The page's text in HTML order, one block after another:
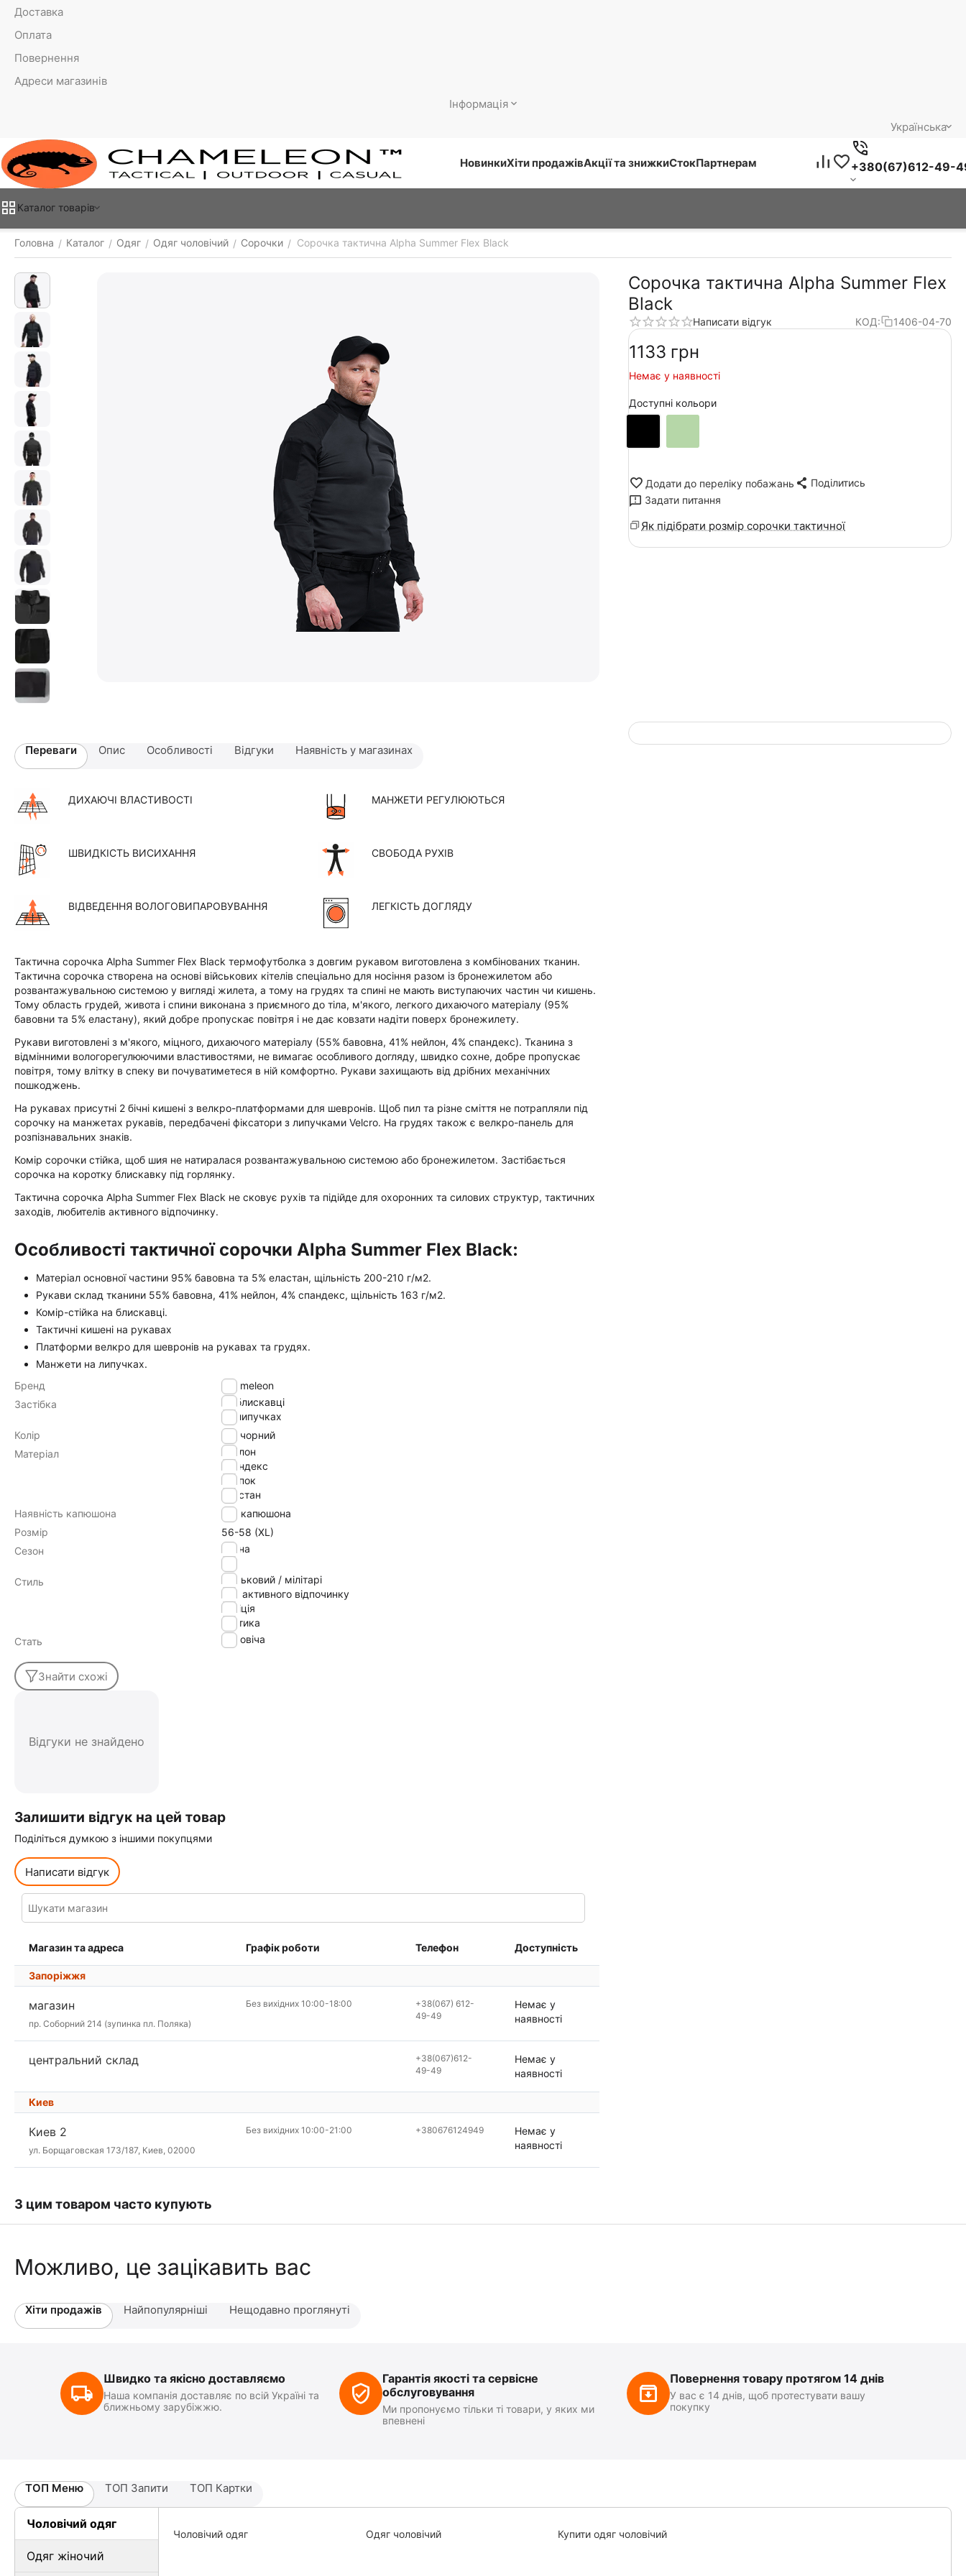
Доставка
Оплата
Повернення
Адреси магазинів
Інформація
Українська
НовинкиХіти продажівАкції та знижкиСтокПартнерам +380(67)612-49-
Каталог товарiв
Головна / Каталог / Одяг / Одяг чоловічий / Сорочки / Сорочка тактична Alpha Summer Flex Black
Сорочка тактична Alpha Summer Flex
Black
Написати відгук КОД: 1406-04-70
‍1133‍ грн
Немає у наявності
Доступні кольори
Додати до переліку побажань
Поділитись
Задати питання
Як підібрати розмір сорочки тактичної
Переваги Опис Особливості Відгуки Наявність у магазинах
ДИХАЮЧІ ВЛАСТИВОСТІ МАНЖЕТИ РЕГУЛЮЮТЬСЯ
ШВИДКІСТЬ ВИСИХАННЯ СВОБОДА РУХІВ
ВІДВЕДЕННЯ ВОЛОГОВИПАРОВУВАННЯ ЛЕГКІСТЬ ДОГЛЯДУ
Тактична сорочка Alpha Summer Flex Black термофутболка з довгим рукавом виготовлена з комбінованих тканин.
Tактична сорочка створена на основі військових кітелів спеціально для носіння разом із бронежилетом або
розвантажувальною системою у вигляді жилета, а тому на грудях та спині не мають виступаючих частин чи кишень.
Тому область грудей, живота і спини виконана з приємного до тіла, м'якого, легкого дихаючого матеріалу (95%
бавовни та 5% еластану), який добре пропускає повітря і не дає ковзати надіти поверх бронежилету.
Рукави виготовлені з м'якого, міцного, дихаючого матеріалу (55% бавовна, 41% нейлон, 4% спандекс). Тканина з
відмінними вологорегулюючими властивостями, не вимагає особливого догляду, швидко сохне, добре пропускає
повітря, тому влітку в спеку ви почуватиметеся в ній комфортно. Рукави захищають від дрібних механічних
пошкоджень.
На рукавах присутні 2 бічні кишені з велкро-платформами для шевронів. Щоб пил та різне сміття не потрапляли під
сорочку на манжетах рукавів, передбачені фіксатори з липучками Velcro. На грудях також є велкро-панель для
розпізнавальних знаків.
Комір сорочки стійка, щоб шия не натиралася розвантажувальною системою або бронежилетом. Застібається
сорочка на коротку блискавку під горлянку.
Тактична сорочка Alpha Summer Flex Black не сковує рухів та підійде для охоронних та силових структур, тактичних
заходів, любителів активного відпочинку.
Особливості тактичної сорочки Alpha Summer Flex Black:
Матеріал основної частини 95% бавовна та 5% еластан, щільність 200-210 г/м2.
Рукави склад тканини 55% бавовна, 41% нейлон, 4% спандекс, щільність 163 г/м2.
Комір-стійка на блискавці.
Тактичні кишені на рукавах
Платформи велкро для шевронів на рукавах та грудях.
Манжети на липучках.
Бренд
Chameleon
Застібка
на блискавці
на липучках
Колір
чорний
Матеріал
нейлон
спандекс
хлопок
эластан
Наявність капюшона
без капюшона
Розмір
56-58 (XL)
Сезон
весна
літо
Стиль
військовий / мілітарі
для активного відпочинку
поліція
тактика
Стать
Чоловіча
Знайти схожі
Відгуки не знайдено
Залишити відгук на цей товар
Поділіться думкою з іншими покупцями
Написати відгук
Магазин та адреса Графік роботи Телефон Доступність
Запоріжжя
магазин
пр. Соборний 214 (зупинка пл. Поляка)
Без вихідних 10:00-18:00
+38(067) 612-
49-49
Немає у
наявності
центральний склад
+38(067)612-
49-49
Немає у
наявності
Киев
Киев 2
ул. Борщаговская 173/187, Киев, 02000
Без вихідних 10:00-21:00 +380676124949
Немає у
наявності
З цим товаром часто купують
Можливо, це зацікавить вас
Хіти продажів Найпопулярніші Нещодавно проглянуті
Швидко та якісно доставляємо
Наша компанія доставляє по всій Україні та
ближньому зарубіжжю.
Гарантія якості та сервісне
обслуговування
Ми пропонуємо тільки ті товари, у яких ми
впевнені
Повернення товару протягом 14 днів
У вас є 14 днів, щоб протестувати вашу
покупку
ТОП Меню ТОП Запити ТОП Картки
Чоловічий одяг
Одяг жіночий
Чоловічий одяг Одяг чоловічий Купити одяг чоловічий